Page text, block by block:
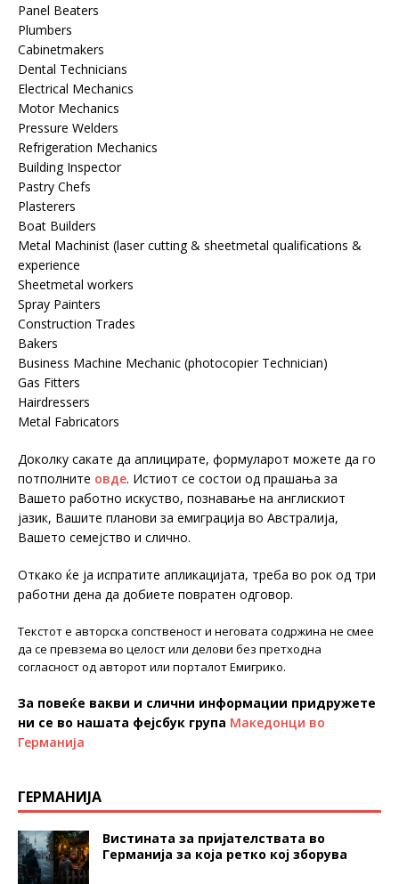
Panel Beaters
Plumbers
Cabinetmakers
Dental Technicians
Electrical Mechanics
Motor Mechanics
Pressure Welders
Refrigeration Mechanics
Building Inspector
Pastry Chefs
Plasterers
Boat Builders
Metal Machinist (laser cutting & sheetmetal qualifications &
experience
Sheetmetal workers
Spray Painters
Construction Trades
Bakers
Business Machine Mechanic (photocopier Technician)
Gas Fitters
Hairdressers
Metal Fabricators
Доколку сакате да аплицирате, формуларот можете да го
потполните овде. Истиот се состои од прашања за
Вашето работно искуство, познавање на англискиот
јазик, Вашите планови за емиграција во Австралија,
Вашето семејство и слично.
Откако ќе ја испратите апликацијата, треба во рок од три
работни дена да добиете повратен одговор.
Текстот е авторска сопственост и неговата содржина не смее
да се превзема во целост или делови без претходна
согласност од авторот или порталот Емигрико.
За повеќе вакви и слични информации придружете
ни се во нашата фејсбук група Македонци во
Германија
ГЕРМАНИЈА
Вистината за пријателствата во
Германија за која ретко кој зборува